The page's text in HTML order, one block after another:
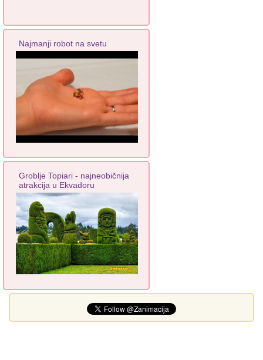
Najmanji robot na svetu
Groblje Topiari - najneobičnija
atrakcija u Ekvadoru